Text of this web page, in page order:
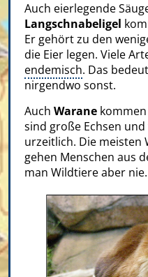
Auch eierlegende
Langschnabeligel
Er gehört zu den
die Eier legen. Viele
endemisch. Das
nirgendwo sonst.
Auch Warane
sind große Echsen
urzeitlich. Die meisten
gehen Menschen aus
man Wildtiere aber nie.